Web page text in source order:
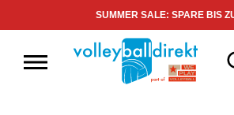
SUMMER SALE: SPARE BIS